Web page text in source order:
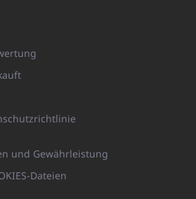
und Gewährleistung
Dateien